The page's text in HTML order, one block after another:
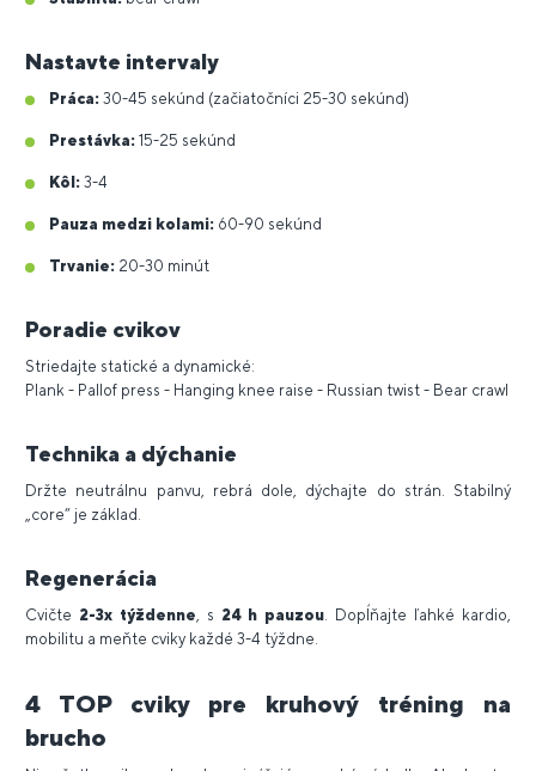
Nastavte intervaly
Práca: 30-45 sekúnd (začiatočníci 25-30 sekúnd)
Prestávka: 15-25 sekúnd
Kôl: 3-4
Pauza medzi kolami: 60-90 sekúnd
Trvanie: 20-30 minút
Poradie cvikov
Striedajte statické a dynamické:
Plank - Pallof press - Hanging knee raise - Russian twist - Bear crawl
Technika a dýchanie
Držte neutrálnu panvu, rebrá dole, dýchajte do strán. Stabilný
„core“ je základ.
Regenerácia
Cvičte 2-3x týždenne, s 24 h pauzou. Dopĺňajte ľahké kardio,
mobilitu a meňte cviky každé 3-4 týždne.
4 TOP cviky pre kruhový tréning na
brucho